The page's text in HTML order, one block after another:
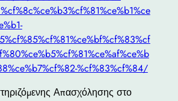
%cf%83%cf%84/
Απασχόλησης στο